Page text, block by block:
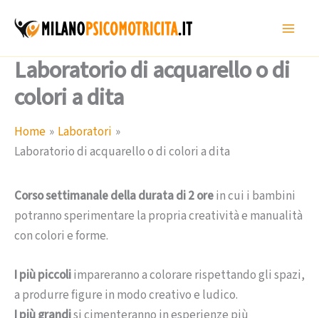
Laboratorio di acquarello o di
colori a dita
Home
Laboratori
Laboratorio di acquarello o di colori a dita
Corso settimanale della durata di 2 orein cui i bambini
potranno sperimentare la propria creatività e manualità
con colori e forme.
I più piccoliimpareranno a colorare rispettando gli spazi,
a produrre figure in modo creativo e ludico.